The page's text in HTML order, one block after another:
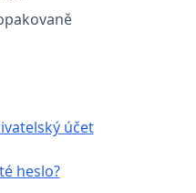
účet
heslo?